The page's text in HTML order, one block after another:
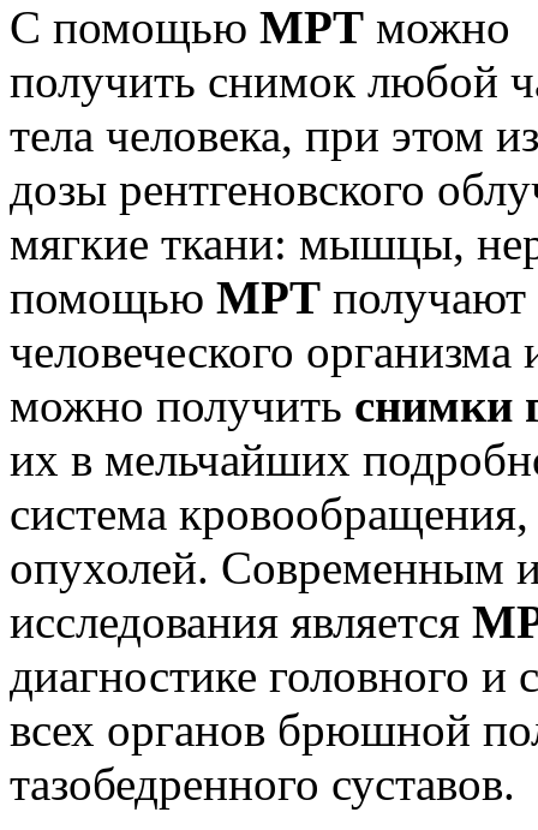
С помощью МРТ можно
получить снимок любой
тела человека, при этом
дозы рентгеновского
мягкие ткани: мышцы,
помощью МРТ
человеческого
можно получить снимки
их в мельчайших
система
опухолей. Современным
исследования является
диагностике головного и
всех органов брюшной
тазобедренного суставов.